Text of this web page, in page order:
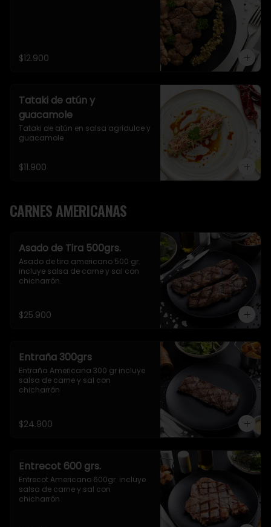
$12.900
Tataki de atún y
guacamole
Tataki de atún en salsa agridulce y
guacamole
$11.900
CARNES AMERICANAS
Asado de Tira 500grs.
Asado de tira americano 500 gr.
incluye salsa de carne y sal con
chicharrón.
$25.900
Entraña 300grs
Entraña Americana 300 gr incluye
salsa de carne y sal con
chicharrón
$24.900
Entrecot 600 grs.
Entrecot Americano 600gr  incluye
salsa de carne y sal con
chicharrón